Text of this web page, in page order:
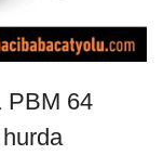
PBM 64
hurda